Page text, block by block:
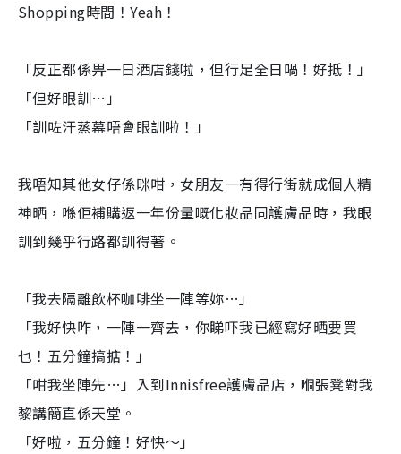
Shopping時間！Yeah！
「反正都係畀一日酒店錢啦，但行足全日喎！好抵！」
「但好眼訓…」
「訓咗汗蒸幕唔會眼訓啦！」
我唔知其他女仔係咪咁，女朋友一有得行街就成個人精
神晒，喺佢補購返一年份量嘅化妝品同護膚品時，我眼
訓到幾乎行路都訓得著。
「我去隔離飲杯咖啡坐一陣等妳…」
「我好快咋，一陣一齊去，你睇吓我已經寫好晒要買
乜！五分鐘搞掂！」
「咁我坐陣先…」入到Innisfree護膚品店，嗰張凳對我
黎講簡直係天堂。
「好啦，五分鐘！好快～」